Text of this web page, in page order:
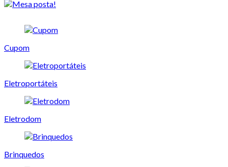
Cupom
Eletroportáteis
Eletrodom
Brinquedos